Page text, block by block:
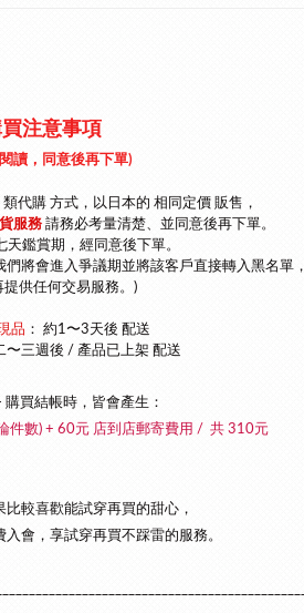
注意事項
讀，同意後再下單)
代購 方式，以 日本的 相同定價 販售，
服務 請務必考量清楚、並同意後再下單。
天鑑賞期，經同意後下單。
將會進入爭議期並將該客戶直接轉入黑名單，
提供任何交易服務。)
品 ： 約1〜3天後 配送
〜三週後 / 產品已上架 配送
買結帳時，皆會產生：
件數) + 60元 店到店郵寄費用 / 共 310元
較喜歡能試穿再買的甜心，
會，享試穿再買不踩雷的服務。